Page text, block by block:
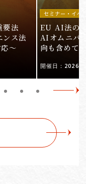
要法
ンス法
〜
セミナー・イベ
EU AI法の
AIオムニバ
向も含めて
開催日：